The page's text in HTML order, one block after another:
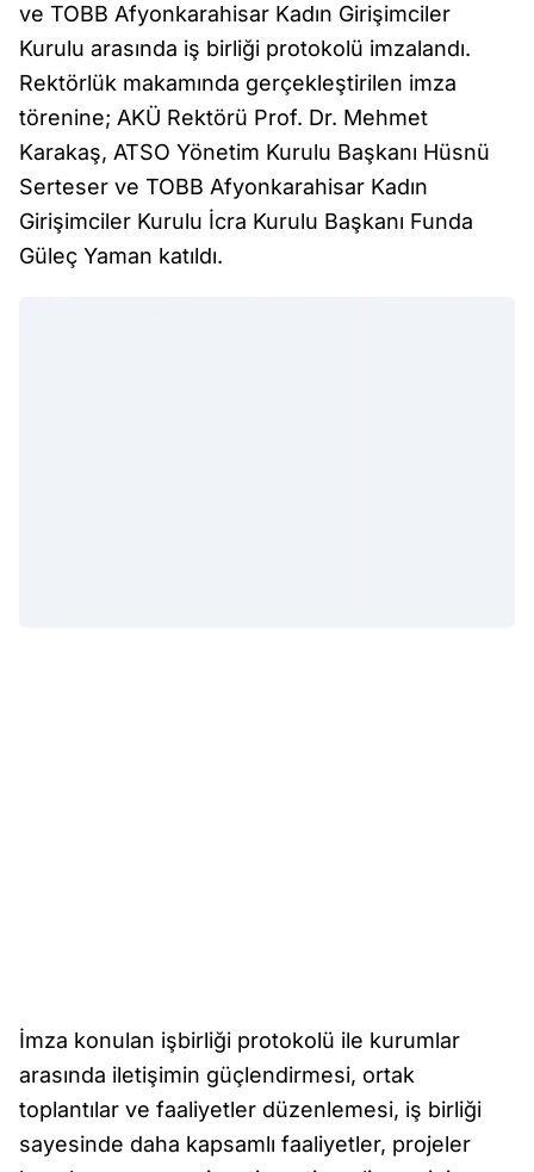
ve TOBB Afyonkarahisar Kadın Girişimciler
Kurulu arasında iş birliği protokolü imzalandı.
Rektörlük makamında gerçekleştirilen imza
törenine; AKÜ Rektörü Prof. Dr. Mehmet
Karakaş, ATSO Yönetim Kurulu Başkanı Hüsnü
Serteser ve TOBB Afyonkarahisar Kadın
Girişimciler Kurulu İcra Kurulu Başkanı Funda
Güleç Yaman katıldı.
İmza konulan işbirliği protokolü ile kurumlar
arasında iletişimin güçlendirmesi, ortak
toplantılar ve faaliyetler düzenlemesi, iş birliği
sayesinde daha kapsamlı faaliyetler, projeler